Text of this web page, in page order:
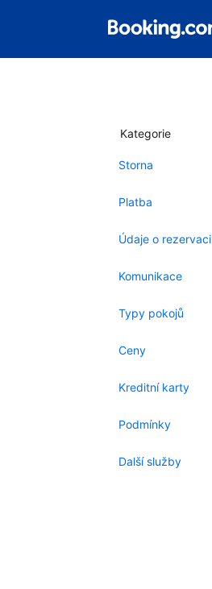
Kategorie
Storna
Platba
Údaje o rezervaci
Komunikace
Typy pokojů
Ceny
Kreditní karty
Podmínky
Další služby